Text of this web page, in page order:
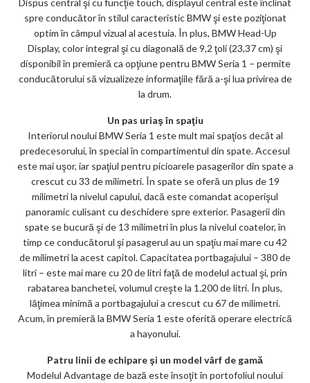
spre conducător în stilul caracteristic BMW şi este poziţionat
optim în câmpul vizual al acestuia. În plus, BMW Head-Up
Display, color integral şi cu diagonală de 9,2 ţoli (23,37 cm) şi
disponibil în premieră ca opţiune pentru BMW Seria 1 – permite
conducătorului să vizualizeze informaţiile fără a-şi lua privirea de
la drum.
Un pas uriaş în spaţiu
Interiorul noului BMW Seria 1 este mult mai spaţios decât al
predecesorului, în special în compartimentul din spate. Accesul
este mai uşor, iar spaţiul pentru picioarele pasagerilor din spate a
crescut cu 33 de milimetri. În spate se oferă un plus de 19
milimetri la nivelul capului, dacă este comandat acoperişul
panoramic culisant cu deschidere spre exterior. Pasagerii din
spate se bucură şi de 13 milimetri în plus la nivelul coatelor, în
timp ce conducătorul şi pasagerul au un spaţiu mai mare cu 42
de milimetri la acest capitol. Capacitatea portbagajului – 380 de
litri – este mai mare cu 20 de litri faţă de modelul actual şi, prin
rabatarea banchetei, volumul creşte la 1.200 de litri. În plus,
lăţimea minimă a portbagajului a crescut cu 67 de milimetri.
Acum, în premieră la BMW Seria 1 este oferită operare electrică
a hayonului.
Patru linii de echipare şi un model vârf de gamă
Modelul Advantage de bază este însoţit în portofoliul noului